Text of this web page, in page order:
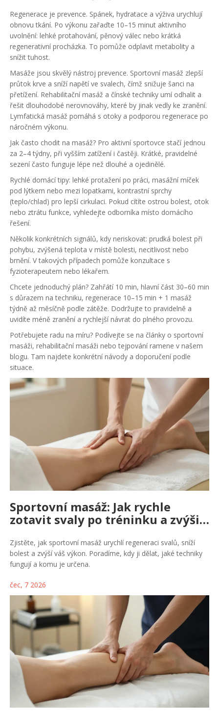
Regenerace je prevence. Spánek, hydratace a výživa urychlují
obnovu tkání. Po výkonu zařaďte 10–15 minut aktivního
uvolnění: lehké protahování, pěnový válec nebo krátká
regenerativní procházka. To pomůže odplavit metabolity a
snížit tuhost.
Masáže jsou skvělý nástroj prevence. Sportovní masáž zlepší
průtok krve a sníží napětí ve svalech, čímž snižuje šanci na
přetížení. Rehabilitační masáž a čínské techniky umí odhalit a
řešit dlouhodobé nerovnováhy, které by jinak vedly ke zranění.
Lymfatická masáž pomáhá s otoky a podporou regenerace po
náročném výkonu.
Jak často chodit na masáž? Pro aktivní sportovce stačí jednou
za 2–4 týdny, při vyšším zatížení i častěji. Krátké, pravidelné
sezení často funguje lépe než dlouhé a ojedinělé.
Rychlé domácí tipy: lehké protažení po práci, masážní míček
pod lýtkem nebo mezi lopatkami, kontrastní sprchy
(teplo/chlad) pro lepší cirkulaci. Pokud cítíte ostrou bolest, otok
nebo ztrátu funkce, vyhledejte odborníka místo domácího
řešení.
Několik konkrétních signálů, kdy neriskovat: prudká bolest při
pohybu, zvýšená teplota v místě bolesti, necitlivost nebo
brnění. V takových případech pomůže konzultace s
fyzioterapeutem nebo lékařem.
Chcete jednoduchý plán? Zahřátí 10 min, hlavní část 30–60 min
s důrazem na techniku, regenerace 10–15 min + 1 masáž
týdně až měsíčně podle zátěže. Dodržujte to pravidelně a
uvidíte méně zranění a rychlejší návrat do plného provozu.
Potřebujete radu na míru? Podívejte se na články o sportovní
masáži, rehabilitační masáži nebo tejpování ramene v našem
blogu. Tam najdete konkrétní návody a doporučení podle
situace.
Sportovní masáž: Jak rychle
zotavit svaly po tréninku a zvýšit
Zjistěte, jak sportovní masáž urychlí regeneraci svalů, sníží
bolest a zvýší váš výkon. Poradíme, kdy ji dělat, jaké techniky
fungují a komu je určena.
čec, 7 2026